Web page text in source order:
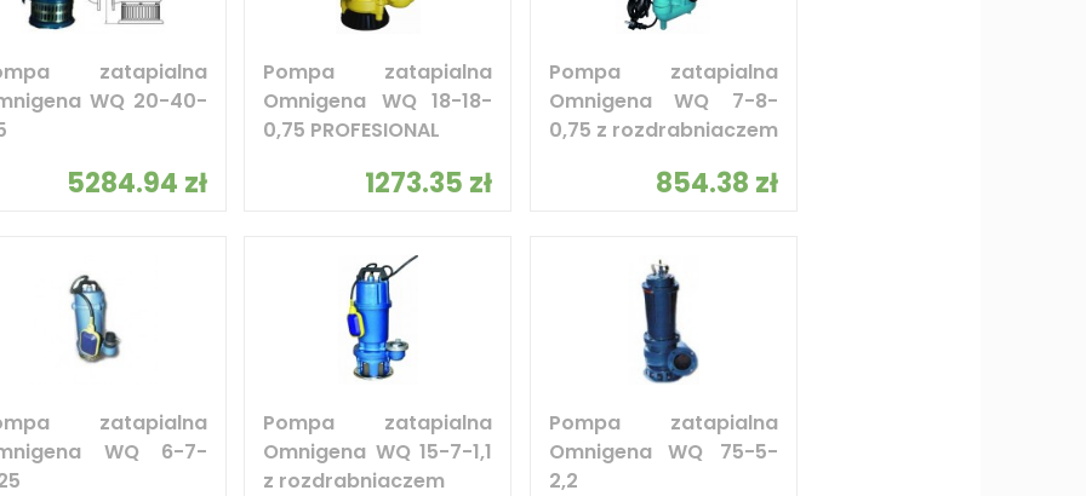
zatapialna
WQ 20-40-
5284.94 zł
Pompa zatapialna
Omnigena WQ 18-18-
0,75 PROFESIONAL
1273.35 zł
Pompa zatapialna
Omnigena WQ 7-8-
0,75 z rozdrabniaczem
854.38 zł
zatapialna
WQ 6-7-
Pompa zatapialna
Omnigena WQ 15-7-1,1
z rozdrabniaczem
Pompa zatapialna
Omnigena WQ 75-5-
2,2